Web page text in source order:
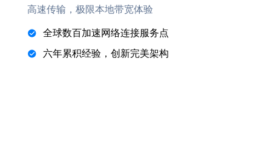
高速传输，极限本地带宽体验
全球数百加速网络连接服务点
六年累积经验，创新完美架构